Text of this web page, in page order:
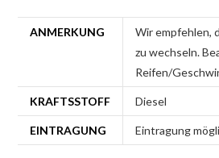
ANMERKUNG
Wir empfehlen,
zu wechseln.
Reifen/
KRAFTSSTOFF Diesel
EINTRAGUNG Eintragung